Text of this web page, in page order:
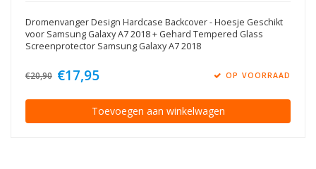
Dromenvanger Design Hardcase Backcover - Hoesje Geschikt
voor Samsung Galaxy A7 2018 + Gehard Tempered Glass
Screenprotector Samsung Galaxy A7 2018
€20,90 €17,95 OP VOORRAAD
Toevoegen aan winkelwagen